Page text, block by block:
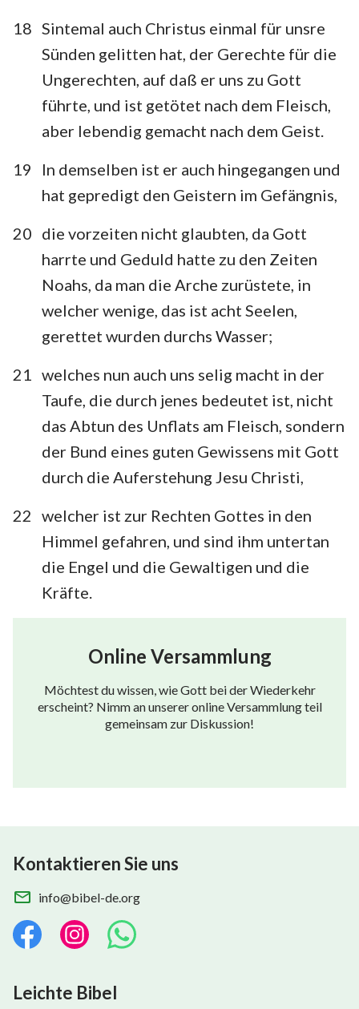
18 Sintemal auch Christus einmal für unsre
Sünden gelitten hat, der Gerechte für die
Ungerechten, auf daß er uns zu Gott
führte, und ist getötet nach dem Fleisch,
aber lebendig gemacht nach dem Geist.
19
In demselben ist er auch hingegangen und
hat gepredigt den Geistern im Gefängnis,
20 die vorzeiten nicht glaubten, da Gott
harrte und Geduld hatte zu den Zeiten
Noahs, da man die Arche zurüstete, in
welcher wenige, das ist acht Seelen,
gerettet wurden durchs Wasser;
21
welches nun auch uns selig macht in der
Taufe, die durch jenes bedeutet ist, nicht
das Abtun des Unflats am Fleisch, sondern
der Bund eines guten Gewissens mit Gott
durch die Auferstehung Jesu Christi,
22 welcher ist zur Rechten Gottes in den
Himmel gefahren, und sind ihm untertan
die Engel und die Gewaltigen und die
Kräfte.
Online Versammlung
Möchtest du wissen, wie Gott bei der Wiederkehr
erscheint? Nimm an unserer online Versammlung teil
gemeinsam zur Diskussion!
Kontaktieren Sie uns
info@bibel-de.org
Leichte Bibel